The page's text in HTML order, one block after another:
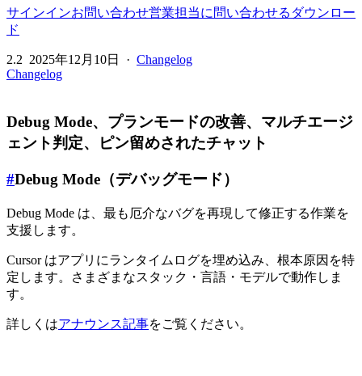
サインインお問い合わせ営業担当に問い合わせる ダウンロー
ド
2.2 2025年12月10日 · Changelog
Changelog
Debug Mode、プランモードの改善、マルチエージ
ェント判定、ピン留めされたチャット
#Debug Mode（デバッグモード）
Debug Mode は、最も厄介なバグを再現して修正する作業を
支援します。
Cursor はアプリにランタイムログを埋め込み、根本原因を特
定します。さまざまなスタック・言語・モデルで動作しま
す。
詳しくはアナウンス記事をご覧ください。